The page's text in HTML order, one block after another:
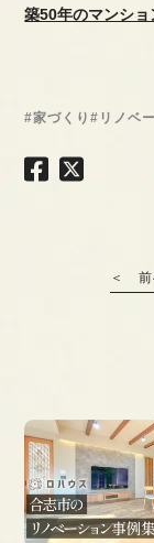
築50年のマンシ
#家づくり#リノベ
＜ 前